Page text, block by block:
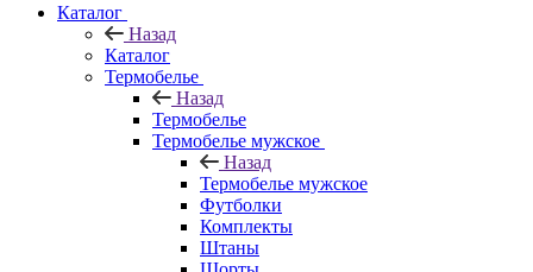
Каталог
Назад
Каталог
Термобелье
Назад
Термобелье
Термобелье мужское
Назад
Термобелье мужское
Футболки
Комплекты
Штаны